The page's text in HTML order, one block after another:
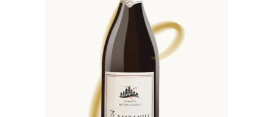
Aggiungi
Alla